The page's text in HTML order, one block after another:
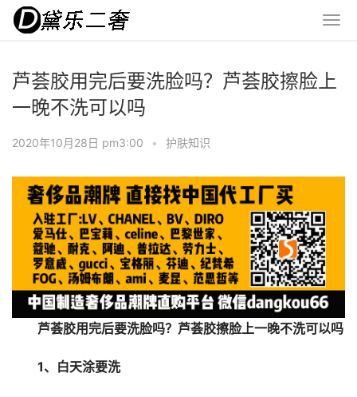
芦荟胶用完后要洗脸吗？芦荟胶擦脸上
一晚不洗可以吗
2020年10月28日 pm3:00 • 护肤知识
芦荟胶用完后要洗脸吗？芦荟胶擦脸上一晚不洗可以吗
1、白天涂要洗